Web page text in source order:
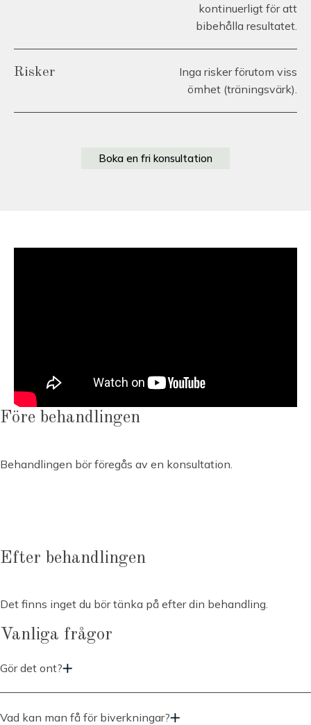
kontinuerligt för att
bibehålla resultatet.
Risker
Inga risker förutom viss
ömhet (träningsvärk).
Boka en fri konsultation
Före behandlingen
Behandlingen bör föregås av en konsultation.
Efter behandlingen
Det finns inget du bör tänka på efter din behandling.
Vanliga frågor
Gör det ont?
Detta är en smärtfri behandling, däremot kan man känna sig trött i
musklerna under sin behandling.
Vad kan man få för biverkningar?